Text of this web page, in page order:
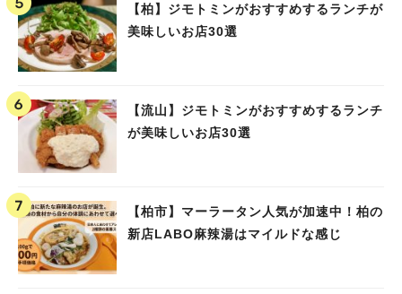
【柏】ジモトミンがおすすめするランチが
美味しいお店30選
【流山】ジモトミンがおすすめするランチ
が美味しいお店30選
【柏市】マーラータン人気が加速中！柏の
新店LABO麻辣湯はマイルドな感じ